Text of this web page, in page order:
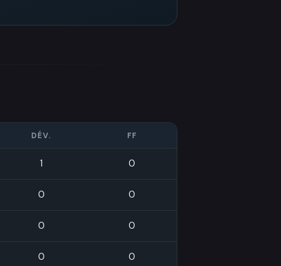
DÉV. FF
1 0
0 0
0 0
0 0